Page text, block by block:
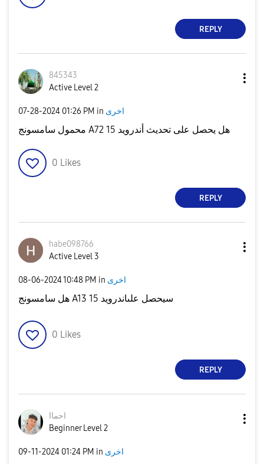
REPLY
845343
Active Level 2
‎07-28-2024 01:26 PM in اخرى
محمول سامسونج A72 هل يحصل على تحديث أندرويد 15
0 Likes
REPLY
habe098766
Active Level 3
‎08-06-202410:48 PM in اخرى
هل سامسونج A13 سيحصل علىاندرويد 15
0 Likes
REPLY
احماا
Beginner Level 2
‎09-11-2024 01:24 PM in اخرى